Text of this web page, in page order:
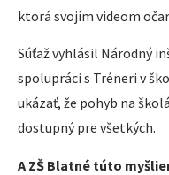
ktorá svojím videom
Súťaž vyhlásil Národný
spolupráci s Tréneri v
ukázať, že pohyb na
dostupný pre všetkých.
A ZŠ Blatné túto